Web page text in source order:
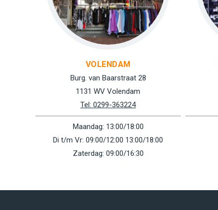
VOLENDAM
Burg. van Baarstraat 28
1131 WV Volendam
Tel: 0299-363224
Maandag: 13:00/18:00
Di t/m Vr: 09:00/12:00 13:00/18:00
Zaterdag: 09:00/16:30